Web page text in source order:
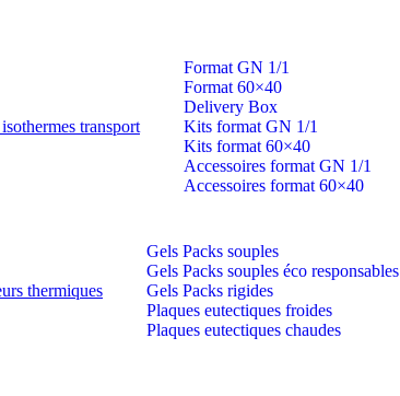
transport
Format GN 1/1
Format 60×40
Delivery Box
Kits format GN 1/1
Kits format 60×40
Accessoires format GN 1/1
Accessoires format 60×40
thermiques
Gels Packs souples
Gels Packs souples éco responsables
Gels Packs rigides
Plaques eutectiques froides
Plaques eutectiques chaudes